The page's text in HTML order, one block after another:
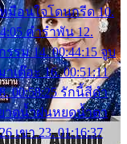
หมือนใจโดนกรีด 10.
คำรำพัน 12.
รรม 14. 00:44:15 จูบ
เต๊อะ 16. 00:51:11
00:58:25 รักนี้สีดำ
ยาดน้ำฝนหยดน้ำตา
เขา 23. 01:16:37